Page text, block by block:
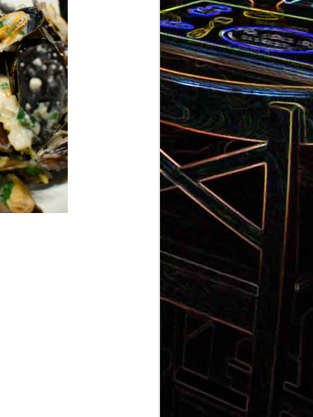
aux Gnocchi au pesto de
pistaches
au
Panna cotta au coulis de kiwi